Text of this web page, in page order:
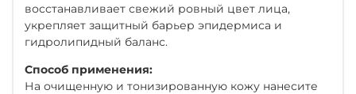
восстанавливает свежий ровный цвет лица,
укрепляет защитный барьер эпидермиса и
гидролипидный баланс.
Способ применения:
На очищенную и тонизированную кожу нанесите